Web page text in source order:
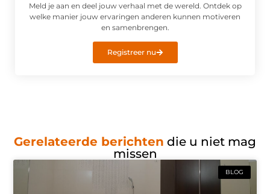
Meld je aan en deel jouw verhaal met de wereld. Ontdek op
welke manier jouw ervaringen anderen kunnen motiveren
en samenbrengen.
Registreer nu
Gerelateerde berichten die u niet mag
missen
BLOG